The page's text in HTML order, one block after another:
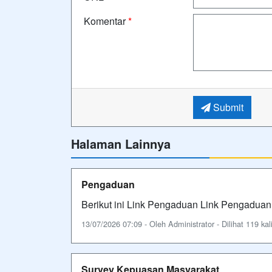
Komentar*
Submit
Halaman Lainnya
Pengaduan
Berikut ini Link Pengaduan Link Pengaduan
13/07/2026 07:09 - Oleh Administrator - Dilihat 119 kali